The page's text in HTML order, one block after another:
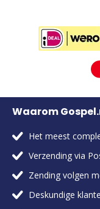
Waarom
Het meest
Verzending via
Zending volgen
Deskundige